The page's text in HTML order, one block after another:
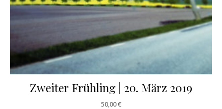
Zweiter Frühling | 20. März 2019
50,00€